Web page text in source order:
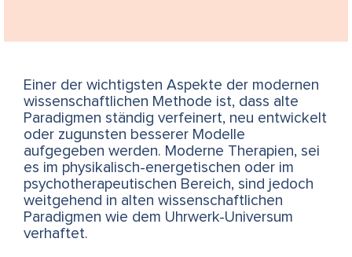
Einer der wichtigsten Aspekte der modernen
wissenschaftlichen Methode ist, dass alte
Paradigmen ständig verfeinert, neu entwickelt
oder zugunsten besserer Modelle
aufgegeben werden. Moderne Therapien, sei
es im physikalisch-energetischen oder im
psychotherapeutischen Bereich, sind jedoch
weitgehend in alten wissenschaftlichen
Paradigmen wie dem Uhrwerk-Universum
verhaftet.